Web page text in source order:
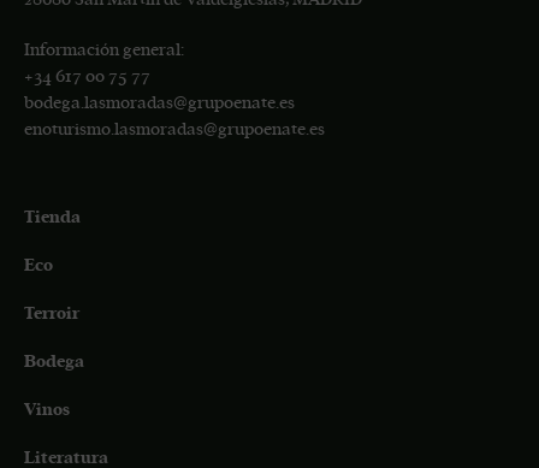
Información general:
+34 617 00 75 77
bodega.lasmoradas@grupoenate.es
enoturismo.lasmoradas@grupoenate.es
Tienda
Eco
Terroir
Bodega
Vinos
Literatura